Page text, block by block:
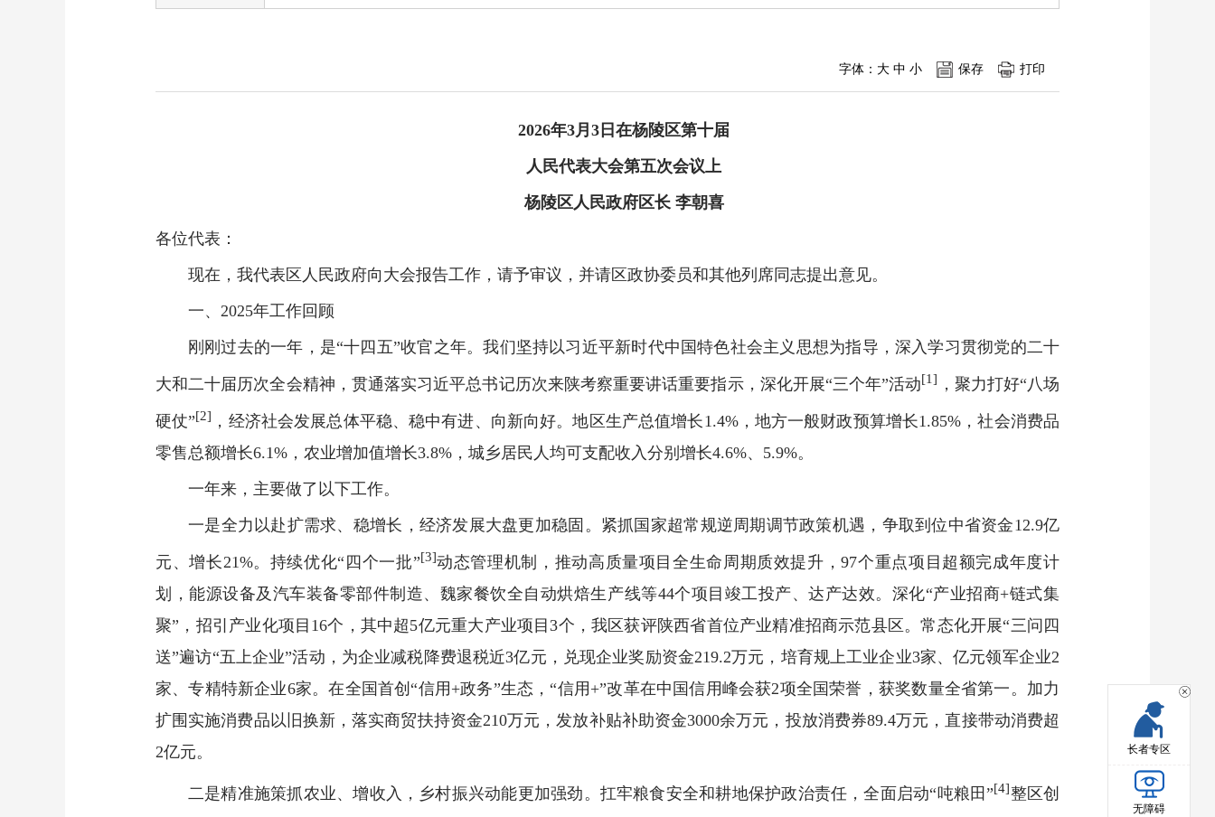
打印
保存
字体： 大 中 小
2026年3月3日在杨陵区第十届
人民代表大会第五次会议上
杨陵区人民政府区长 李朝喜
各位代表：
现在，我代表区人民政府向大会报告工作，请予审议，并请区政协委员和其他列席同志提出意见。
一、2025年工作回顾
刚刚过去的一年，是“十四五”收官之年。我们坚持以习近平新时代中国特色社会主义思想为指导，深入学习贯彻党的二十
大和二十届历次全会精神，贯通落实习近平总书记历次来陕考察重要讲话重要指示，深化开展“三个年”活动[1] ，聚力打好“八场
硬仗”[2] ，经济社会发展总体平稳、稳中有进、向新向好。地区生产总值增长1.4%，地方一般财政预算增长1.85%，社会消费品
零售总额增长6.1%，农业增加值增长3.8%，城乡居民人均可支配收入分别增长4.6%、5.9%。
一年来，主要做了以下工作。
一是全力以赴扩需求、稳增长，经济发展大盘更加稳固。紧抓国家超常规逆周期调节政策机遇，争取到位中省资金12.9亿
元、增长21%。持续优化“四个一批”[3]动态管理机制，推动高质量项目全生命周期质效提升，97个重点项目超额完成年度计
划，能源设备及汽车装备零部件制造、魏家餐饮全自动烘焙生产线等44个项目竣工投产、达产达效。深化“产业招商+链式集
聚”，招引产业化项目16个，其中超5亿元重大产业项目3个，我区获评陕西省首位产业精准招商示范县区。常态化开展“三问四
送”遍访“五上企业”活动，为企业减税降费退税近3亿元，兑现企业奖励资金219.2万元，培育规上工业企业3家、亿元领军企业2
家、专精特新企业6家。在全国首创“信用+政务”生态，“信用+”改革在中国信用峰会获2项全国荣誉，获奖数量全省第一。加力
扩围实施消费品以旧换新，落实商贸扶持资金210万元，发放补贴补助资金3000余万元，投放消费券89.4万元，直接带动消费超
2亿元。
二是精准施策抓农业、增收入，乡村振兴动能更加强劲。扛牢粮食安全和耕地保护政治责任，全面启动“吨粮田”[4]整区创
长者专区
无障碍